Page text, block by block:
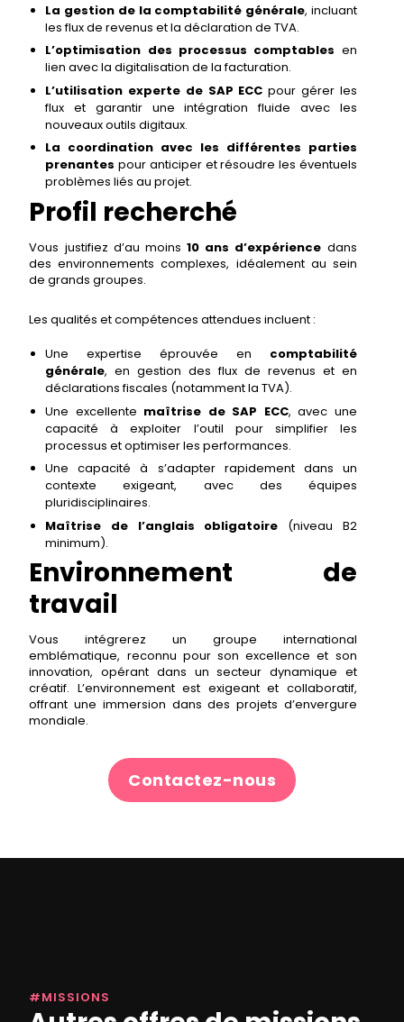
La gestion de la comptabilité générale, incluant
les flux de revenus et la déclaration de TVA.
L’optimisation des processus comptables en
lien avec la digitalisation de la facturation.
L’utilisation experte de SAP ECC pour gérer les
flux et garantir une intégration fluide avec les
nouveaux outils digitaux.
La coordination avec les différentes parties
prenantes pour anticiper et résoudre les éventuels
problèmes liés au projet.
Profil recherché
Vous justifiez d’au moins10 ans d’expérience dans
des environnements complexes, idéalement au sein
de grands groupes.
Les qualités et compétences attendues incluent :
Une expertise éprouvée en comptabilité
générale, en gestion des flux de revenus et en
déclarations fiscales (notamment la TVA).
Une excellente maîtrise de SAP ECC, avec une
capacité à exploiter l’outil pour simplifier les
processus et optimiser les performances.
Une capacité à s’adapter rapidement dans un
contexte exigeant, avec des équipes
pluridisciplinaires.
Maîtrise de l’anglais obligatoire (niveau B2
minimum).
Environnement de
travail
Vous intégrerez un groupe international
emblématique, reconnu pour son excellence et son
innovation, opérant dans un secteur dynamique et
créatif. L’environnement est exigeant et collaboratif,
offrant une immersion dans des projets d’envergure
mondiale.
Contactez-nous
#MISSIONS